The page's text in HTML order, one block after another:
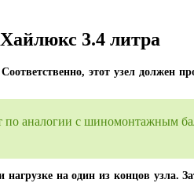
3.4 литра
этот узел должен
по аналогии с шиномонтажным
на один из концов узла.